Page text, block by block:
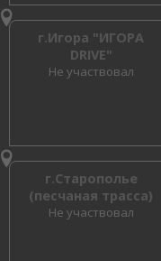
г.Игора "ИГОРА
DRIVE"
Не участвовал
г.Старополье
(песчаная трасса)
Не участвовал